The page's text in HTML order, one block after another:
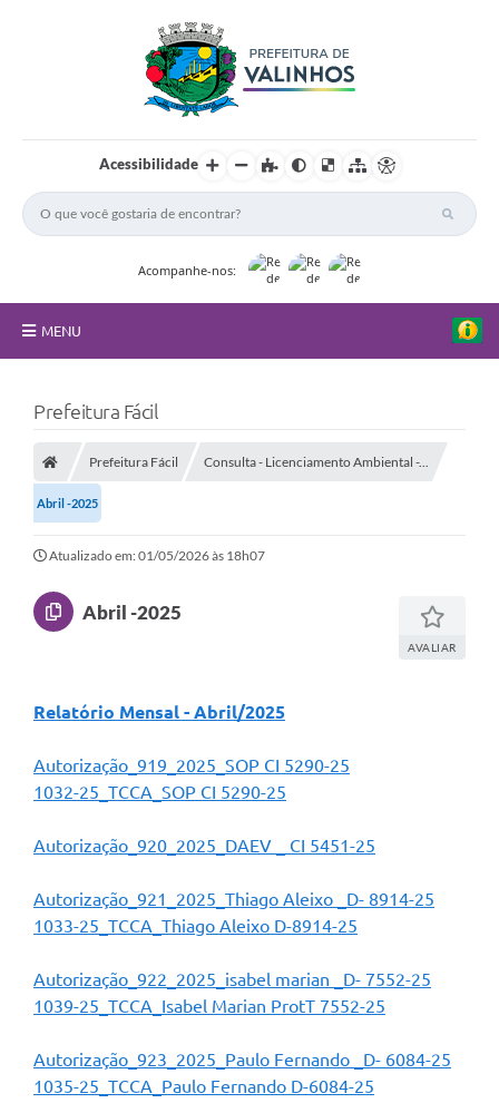
Acessibilidade
Acompanhe-nos:
MENU
Principal
Nossa Cidade
Secretarias
Atos Oficiais
Legislação
Contratação de estagiário - estudante de Direito -
Procuradoria do Município de Valinhos
Galeria de Fotos
Arquivos para Download
Carta de Serviços
Turismo
Prefeitura Fácil
Prefeitura Fácil Consulta - Licenciamento Ambiental -...
Abril -2025
Atualizado em: 01/05/2026 às 18h07
Abril -2025
AVALIAR
Relatório Mensal - Abril/2025
Autorização_919_2025_SOP CI 5290-25
1032-25_TCCA_SOP CI 5290-25
Autorização_920_2025_DAEV _ CI 5451-25
Autorização_921_2025_Thiago Aleixo _D- 8914-25
1033-25_TCCA_Thiago Aleixo D-8914-25
Autorização_922_2025_isabel marian _D- 7552-25
1039-25_TCCA_Isabel Marian ProtT 7552-25
Autorização_923_2025_Paulo Fernando _D- 6084-25
1035-25_TCCA_Paulo Fernando D-6084-25